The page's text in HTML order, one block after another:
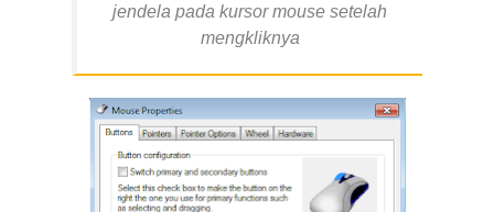
jendela pada kursor mouse setelah
mengkliknya